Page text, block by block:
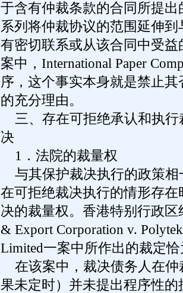
于含有仲裁条款的合同所提
系列将仲裁协议的范围延伸
有密切联系或从该合同中受
案中，International Paper
序，这个事实本身就是禁止
的充分理由。
三、存在可拒绝承认和执行
决
1．法院的裁量权
与其保护裁决执行的政策相
在可拒绝裁决执行的情形存
决的裁量权。香港特别行政区
& Export Corporation v.
Limited一案中所作出的裁定
在该案中，裁决债务人在仲
果未定时）并未提出程序性